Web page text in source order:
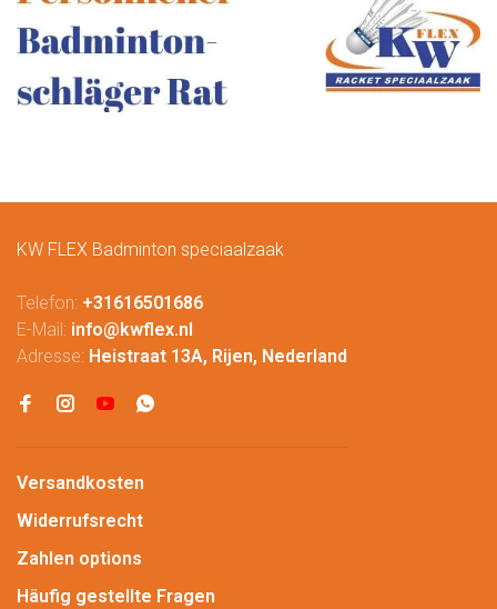
KW FLEX Badminton speciaalzaak
Telefon: +31616501686
E-Mail: info@kwflex.nl
Adresse: Heistraat 13A, Rijen, Nederland
Versandkosten
Widerrufsrecht
Zahlen options
Häufig gestellte Fragen